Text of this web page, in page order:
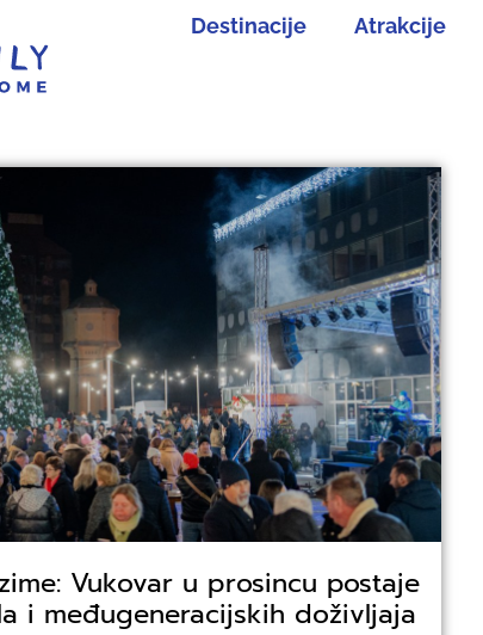
Destinacije Atrakcije
Vukovar u prosincu postaje
i međugeneracijskih doživljaja